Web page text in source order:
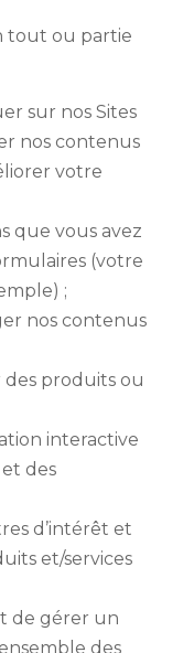
tout ou partie
sur nos Sites
nos contenus
votre
que vous avez
(votre
;
nos contenus
produits ou
interactive
des
d’intérêt et
et/services
de gérer un
des